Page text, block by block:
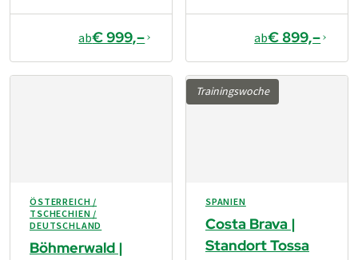
ab€ 999,– ab€ 899,–
ÖSTERREICH /
TSCHECHIEN /
DEUTSCHLAND
Böhmerwald |
Trainingswoche
SPANIEN
Costa Brava |
Standort Tossa